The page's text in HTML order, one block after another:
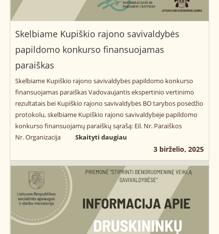
Skelbiame Kupiškio rajono savivaldybės
papildomo konkurso finansuojamas
paraiškas
Skelbiame Kupiškio rajono savivaldybės papildomo konkurso
finansuojamas paraiškas Vadovaujantis ekspertinio vertinimo
rezultatais bei Kupiškio rajono savivaldybės BO tarybos posėdžio
protokolu, skelbiame Kupiškio rajono savivaldybėje papildomo
konkurso finansuojamų paraiškų sąrašą: Eil. Nr. Paraiškos
Nr. Organizacija Skaityti daugiau
3 birželio, 2025